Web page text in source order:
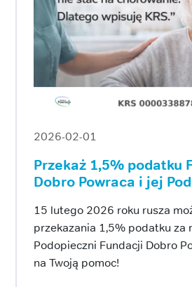
2026-02-01
Przekaż 1,5% podatku
Dobro Powraca i jej
15 lutego 2026 roku rusza
przekazania 1,5% podatku za
Podopieczni Fundacji Dobro
na Twoją pomoc!